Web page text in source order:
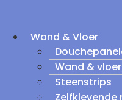
Wand & Vloer
Wand &
Steenstrips